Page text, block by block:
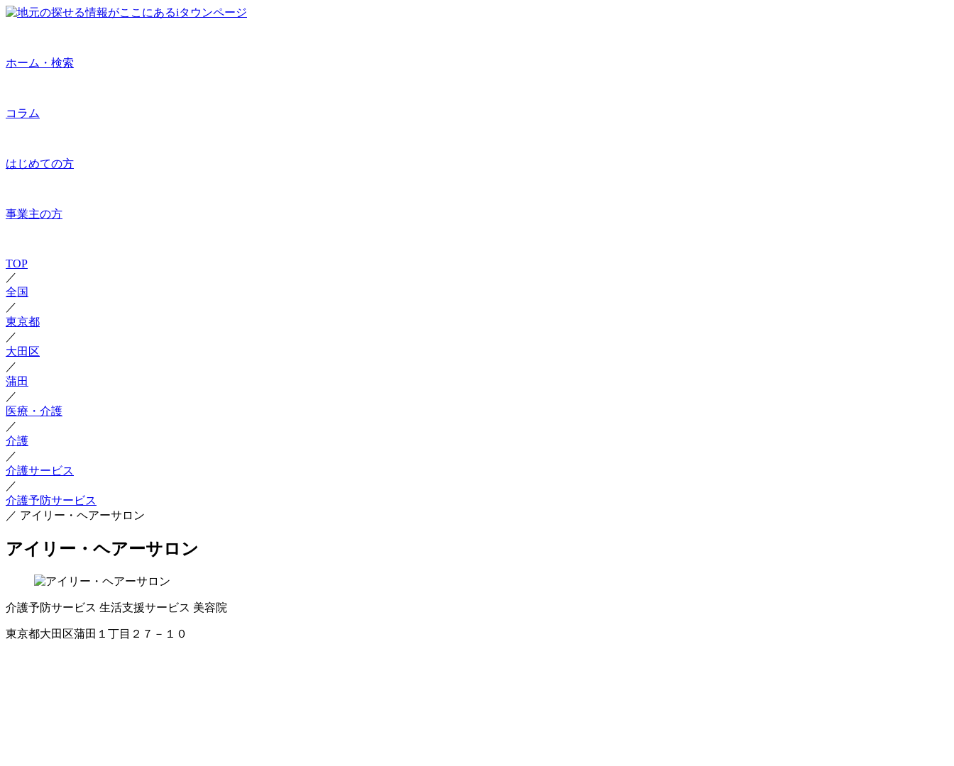
ホーム・検索
コラム
はじめての方
事業主の方
TOP
／
全国
／
東京都
／
大田区
／
蒲田
／
医療・介護
／
介護
／
介護サービス
／
介護予防サービス
／ アイリー・ヘアーサロン
アイリー・ヘアーサロン
介護予防サービス 生活支援サービス 美容院
東京都大田区蒲田１丁目２７－１０